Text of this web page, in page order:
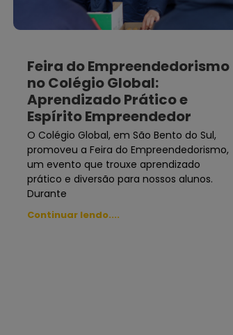
Feira do Empreendedorismo
no Colégio Global:
Aprendizado Prático e
Espírito Empreendedor
O Colégio Global, em São Bento do Sul,
promoveu a Feira do Empreendedorismo,
um evento que trouxe aprendizado
prático e diversão para nossos alunos.
Durante
Continuar lendo....